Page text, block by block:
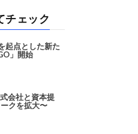
チェック
起点とした新た
」開始
会社と資本提
クを拡大〜